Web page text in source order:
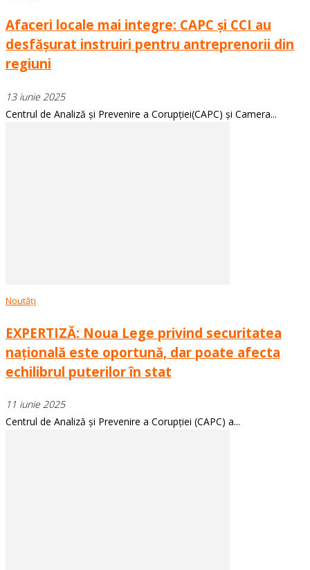
Afaceri locale mai integre: CAPC și CCI au
desfășurat instruiri pentru antreprenorii din
regiuni
13 iunie 2025
Centrul de Analiză și Prevenire a Corupției(CAPC) și Camera...
Noutăți
EXPERTIZĂ: Noua Lege privind securitatea
națională este oportună, dar poate afecta
echilibrul puterilor în stat
11 iunie 2025
Centrul de Analiză și Prevenire a Corupției (CAPC) a...